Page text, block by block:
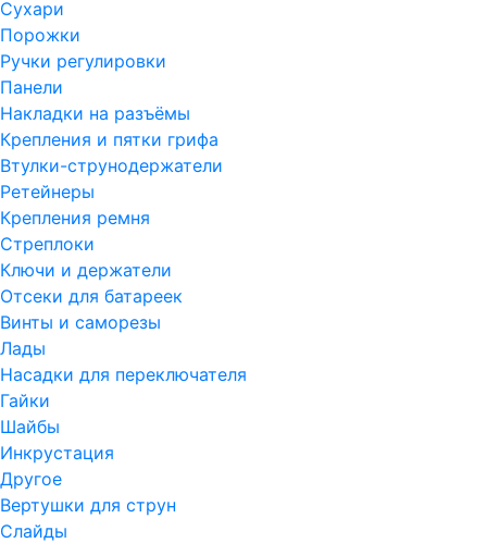
Сухари
Порожки
Ручки регулировки
Панели
Накладки на разъёмы
Крепления и пятки грифа
Втулки-струнодержатели
Ретейнеры
Крепления ремня
Стреплоки
Ключи и держатели
Отсеки для батареек
Винты и саморезы
Лады
Насадки для переключателя
Гайки
Шайбы
Инкрустация
Другое
Вертушки для струн
Слайды